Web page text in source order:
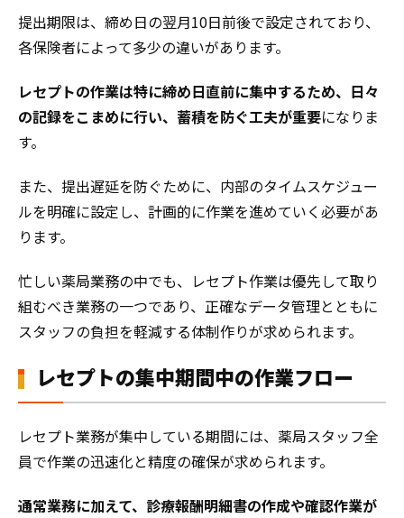
提出期限は、締め日の翌月10日前後で設定されており、
各保険者によって多少の違いがあります。
レセプトの作業は特に締め日直前に集中するため、日々
の記録をこまめに行い、蓄積を防ぐ工夫が重要になりま
す。
また、提出遅延を防ぐために、内部のタイムスケジュー
ルを明確に設定し、計画的に作業を進めていく必要があ
ります。
忙しい薬局業務の中でも、レセプト作業は優先して取り
組むべき業務の一つであり、正確なデータ管理とともに
スタッフの負担を軽減する体制作りが求められます。
レセプトの集中期間中の作業フロー
レセプト業務が集中している期間には、薬局スタッフ全
員で作業の迅速化と精度の確保が求められます。
通常業務に加えて、診療報酬明細書の作成や確認作業が